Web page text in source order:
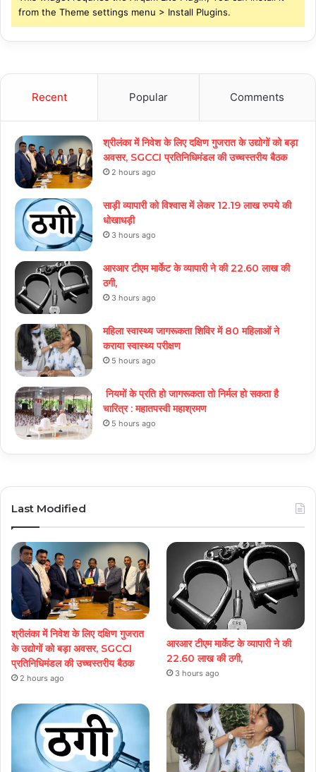
from the Theme settings menu > Install Plugins.
Recent Popular Comments
श्रीलंका में निवेश के लिए दक्षिण गुजरात के उद्योगों को बड़ा
अवसर, SGCCI प्रतिनिधिमंडल की उच्चस्तरीय बैठक
2 hours ago
साड़ी व्यापारी को विश्वास में लेकर 12.19 लाख रुपये की
धोखाधड़ी
3 hours ago
आरआर टीएम मार्केट के व्यापारी ने की 22.60 लाख की
ठगी,
3 hours ago
महिला स्वास्थ्य जागरूकता शिविर में 80 महिलाओं ने
कराया स्वास्थ्य परीक्षण
5 hours ago
नियमों के प्रति हो जागरूकता तो निर्मल हो सकता है
चारित्र : महातपस्वी महाश्रमण
5 hours ago
Last Modified
श्रीलंका में निवेश के लिए दक्षिण गुजरात
के उद्योगों को बड़ा अवसर, SGCCI
प्रतिनिधिमंडल की उच्चस्तरीय बैठक
2 hours ago
आरआर टीएम मार्केट के व्यापारी ने की
22.60 लाख की ठगी,
3 hours ago